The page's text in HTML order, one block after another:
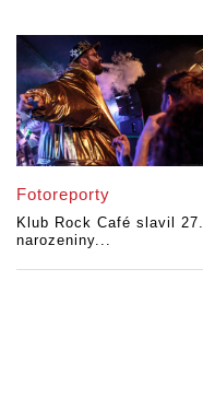
Fotoreporty
Klub Rock Café slavil 27.
narozeniny...